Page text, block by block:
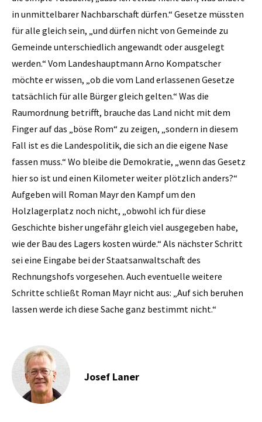
in unmittelbarer Nachbarschaft dürfen.“ Gesetze müssten
für alle gleich sein, „und dürfen nicht von Gemeinde zu
Gemeinde unterschiedlich angewandt oder ausgelegt
werden.“ Vom Landeshauptmann Arno Kompatscher
möchte er wissen, „ob die vom Land erlassenen Gesetze
tatsächlich für alle Bürger gleich gelten.“ Was die
Raumordnung betrifft, brauche das Land nicht mit dem
Finger auf das „böse Rom“ zu zeigen, „sondern in diesem
Fall ist es die Landespolitik, die sich an die eigene Nase
fassen muss.“ Wo bleibe die Demokratie, „wenn das Gesetz
hier so ist und einen Kilometer weiter plötzlich anders?“
Aufgeben will Roman Mayr den Kampf um den
Holzlagerplatz noch nicht, „obwohl ich für diese
Geschichte bisher ungefähr gleich viel ausgegeben habe,
wie der Bau des Lagers kosten würde.“ Als nächster Schritt
sei eine Eingabe bei der Staatsanwaltschaft des
Rechnungshofs vorgesehen. Auch eventuelle weitere
Schritte schließt Roman Mayr nicht aus: „Auf sich beruhen
lassen werde ich diese Sache ganz bestimmt nicht.“
Josef Laner